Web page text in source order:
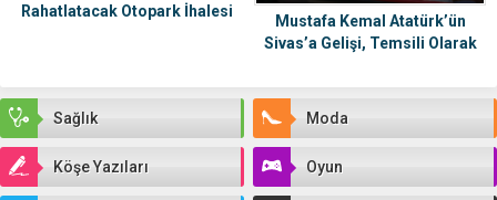
Rahatlatacak Otopark İhalesi
Mustafa Kemal Atatürk’ün
Sivas’a Gelişi, Temsili Olarak
Sağlık Moda
Köşe Yazıları Oyun